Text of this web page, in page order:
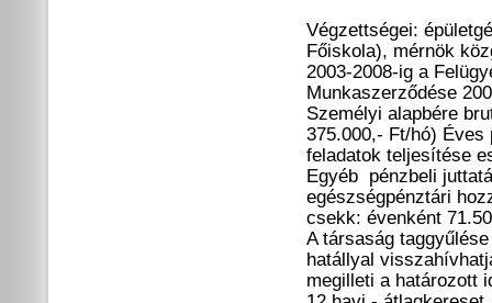
Végzettségei:
Főiskola), mérnök
2003-2008-ig a
Munkaszerződése
Személyi alapbére
375.000,- Ft/hó) Éves
feladatok teljesítése
Egyéb pénzbeli
egészségpénztári
csekk: évenként
A társaság
hatállyal
megilleti a határozott